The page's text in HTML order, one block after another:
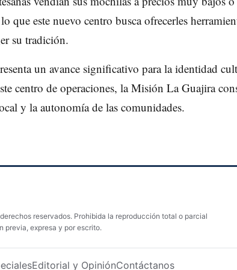
que este nuevo centro busca ofrecerles
su tradición.
un avance significativo para la identidad
centro de operaciones, la Misión La Guajira
y la autonomía de las comunidades.
reservados. Prohibida la reproducción total o parcial
previa, expresa y por escrito.
Editorial y OpiniónContáctanos